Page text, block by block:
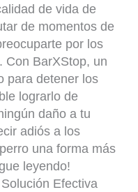
de vida de
de momentos de
por los
Con BarXStop, un
para detener los
lograrlo de
daño a tu
adiós a los
una forma más
leyendo!
Efectiva